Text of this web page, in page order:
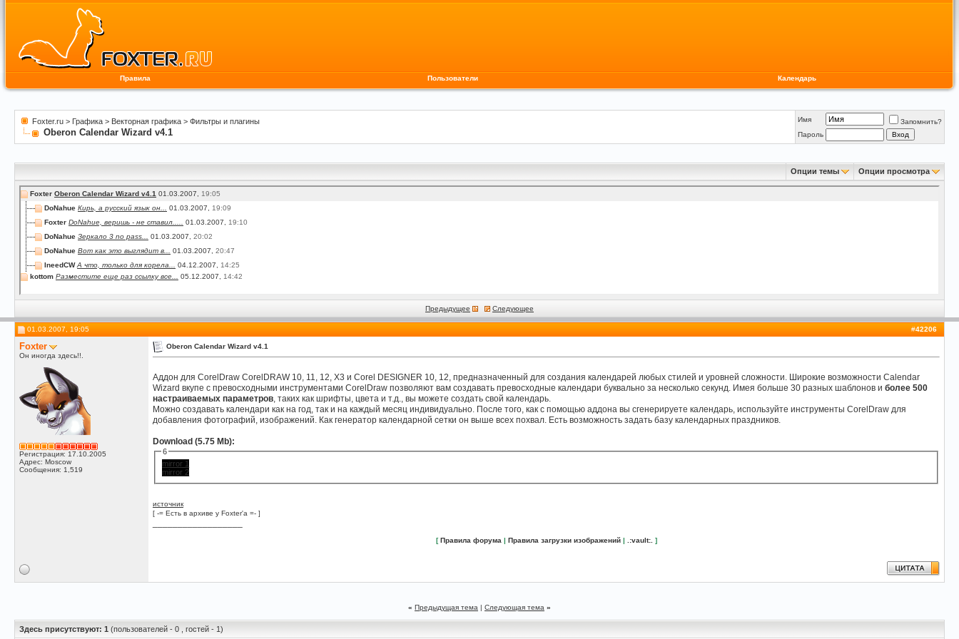
Правила Пользователи Календарь
Foxter.ru > Графика > Векторная графика > Фильтры и плагины
Oberon Calendar Wizard v4.1
Имя
Запомнить?
Пароль
Опции темы Опции просмотра
Foxter Oberon Calendar Wizard v4.1 01.03.2007, 19:05
DoNahue Кирь, а русский язык он... 01.03.2007, 19:09
Foxter DoNahue, веришь - не ставил..... 01.03.2007, 19:10
DoNahue Зеркало 3 no pass... 01.03.2007, 20:02
DoNahue Вот как это выглядит в... 01.03.2007, 20:47
IneedCW А что, только для корела... 04.12.2007, 14:25
kottom Разместите еще раз ссылку все... 05.12.2007, 14:42
Предыдущее Следующее
01.03.2007, 19:05 #42206
Foxter
Он иногда здесь!!.
Регистрация: 17.10.2005
Адрес: Moscow
Сообщения: 1,519
Oberon Calendar Wizard v4.1
Аддон для CorelDraw CorelDRAW 10, 11, 12, X3 и Corel DESIGNER 10, 12, предназначенный для создания календарей любых стилей и уровней сложности. Широкие возможности Calendar
Wizard вкупе с превосходными инструментами CorelDraw позволяют вам создавать превосходные календари буквально за несколько секунд. Имея больше 30 разных шаблонов и более 500
настраиваемых параметров, таких как шрифты, цвета и т.д., вы можете создать свой календарь.
Можно создавать календари как на год, так и на каждый месяц индивидуально. После того, как с помощью аддона вы сгенерируете календарь, используйте инструменты CorelDraw для
добавления фотографий, изображений. Как генератор календарной сетки он выше всех похвал. Есть возможность задать базу календарных праздников.
Download (5.75 Mb):
6
mirror 1
mirror 2
источник
[ -= Есть в архиве у Foxter'a =- ]
[Правила форума | Правила загрузки изображений | .:vault:. ]
« Предыдущая тема | Следующая тема »
Здесь присутствуют: 1 (пользователей - 0 , гостей - 1)